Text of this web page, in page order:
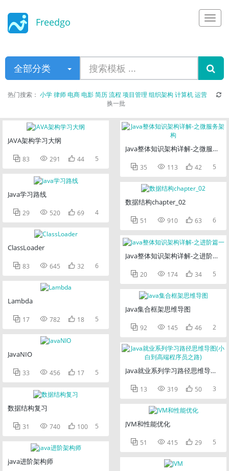
Freedgo
全部分类
热门搜索： 小学律师电商电影简历流程 项目管理 组织架构 计算机运营
换一批
JAVA架构学习大纲
 83  291  44 5
Java学习路线
 29  520  69 4
ClassLoader
 83  645  32 6
Lambda
 17  782  18 5
JavaNIO
 33  456  17 5
数据结构复习
 31  740  100 5
java进阶架构师
Java整体知识架构详解-之微服务架
 35  113  42 5
数据结构chapter_02
 51  910  63 6
Java整体知识架构详解-之进阶篇一
 20  174  34 5
Java集合框架思维导图
 92  145  46 2
Java就业系列学习路径思维导图(
 13  319  50 3
JVM和性能优化
 51  415  29 5